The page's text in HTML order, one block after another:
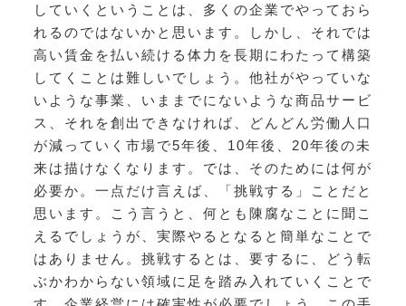
していくということは、多くの企業でやっておら
れるのではないかと思います。しかし、それでは
高い賃金を払い続ける体力を長期にわたって構築
してくことは難しいでしょう。他社がやっていな
いような事業、いままでにないような商品サービ
ス、それを創出できなければ、どんどん労働人口
が減っていく市場で5年後、10年後、20年後の未
来は描けなくなります。では、そのためには何が
必要か。一点だけ言えば、「挑戦する」ことだと
思います。こう言うと、何とも陳腐なことに聞こ
えるでしょうが、実際やるとなると簡単なことで
はありません。挑戦するとは、要するに、どう転
ぶかわからない領域に足を踏み入れていくことで